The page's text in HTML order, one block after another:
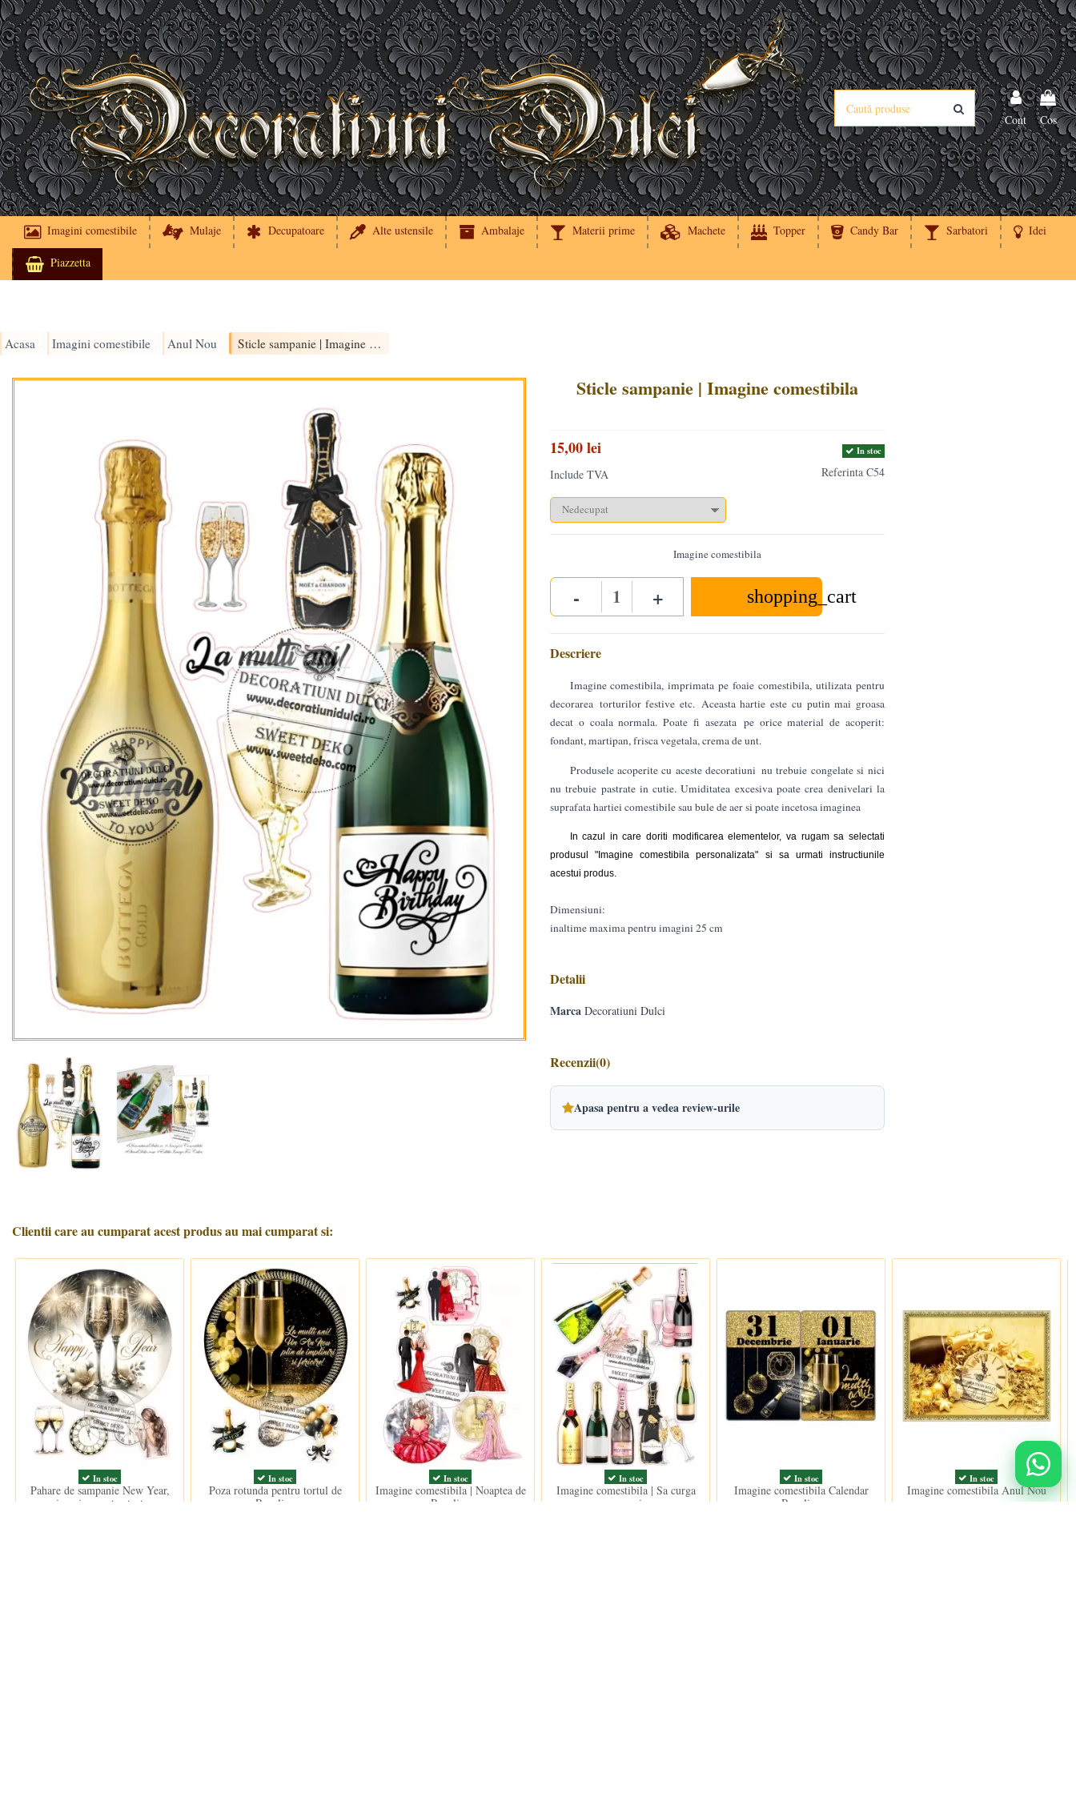
Cont Cos
Imagini comestibile Mulaje Decupatoare Alte ustensile Ambalaje Materii prime Machete Topper Candy Bar Sarbatori Idei
Piazzetta
Acasa Imagini comestibile Anul Nou Sticle sampanie | Imagine comestibila
Sticle sampanie | Imagine comestibila
Referinta C54
In stoc
15,00 lei
Include TVA
Imagine comestibila
- Quantity
+ shopping_cart
Descriere
Imagine comestibila, imprimata pe foaie comestibila, utilizata pentru
decorarea torturilor festive etc. Aceasta hartie este cu putin mai groasa
decat o coala normala. Poate fi asezata pe orice material de acoperit:
fondant, martipan, frisca vegetala, crema de unt.
Produsele acoperite cu aceste decoratiuni nu trebuie congelate si nici
nu trebuie pastrate in cutie. Umiditatea excesiva poate crea denivelari la
suprafata hartiei comestibile sau bule de aer si poate incetosa imaginea
In cazul in care doriti modificarea elementelor, va rugam sa selectati
produsul" Imagine comestibila personalizata" si sa urmati instructiunile
acestui produs.
Dimensiuni:
inaltime maxima pentru imagini 25 cm
Detalii
Marca Decoratiuni Dulci
Recenzii(0)
Apasa pentru a vedea review-urile
Clientii care au cumparat acest produs au mai cumparat si:
In stoc
Pahare de sampanie New Year,
imagine pentru tort
In stoc
Poza rotunda pentru tortul de
Revelion
In stoc
Imagine comestibila | Noaptea de
Revelion
In stoc
Imagine comestibila | Sa curga
sampania
In stoc
Imagine comestibila Calendar
Revelion
In stoc
Imagine comestibila Anul Nou